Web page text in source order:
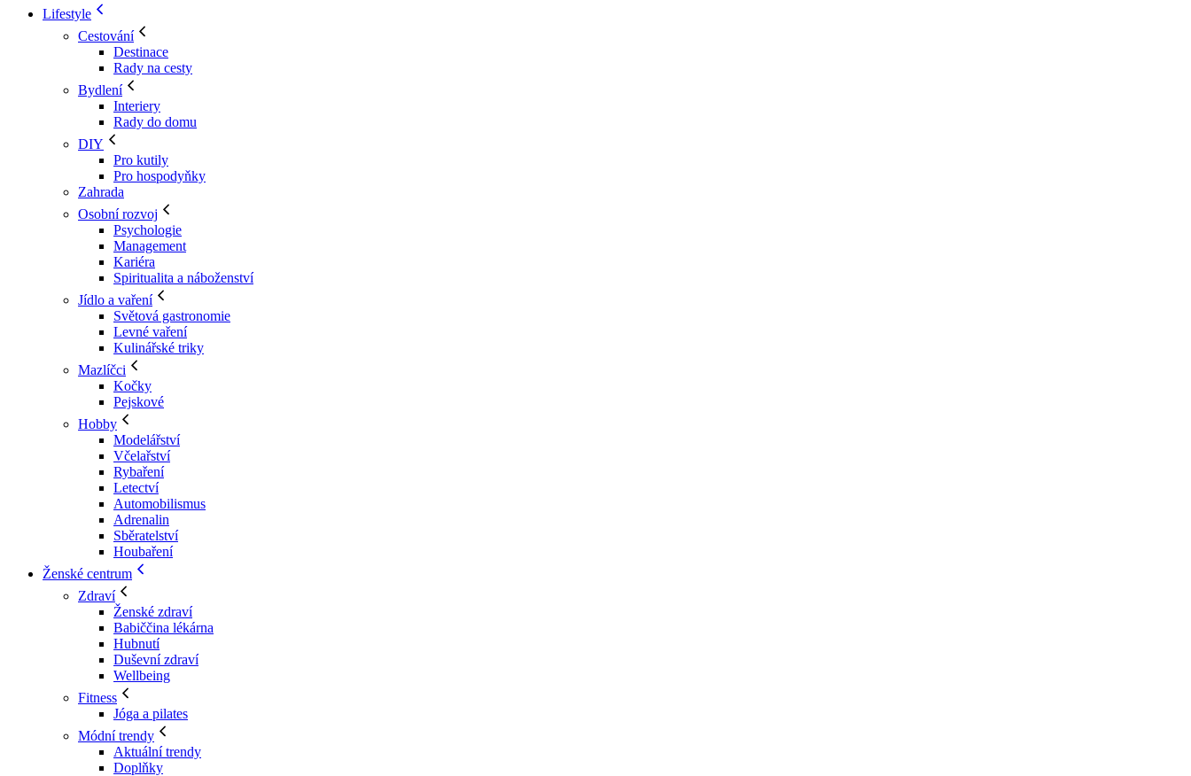
Lifestyle
Cestování
Destinace
Rady na cesty
Bydlení
Interiery
Rady do domu
DIY
Pro kutily
Pro hospodyňky
Zahrada
Osobní rozvoj
Psychologie
Management
Kariéra
Spiritualita a náboženství
Jídlo a vaření
Světová gastronomie
Levné vaření
Kulinářské triky
Mazlíčci
Kočky
Pejskové
Hobby
Modelářství
Včelařství
Rybaření
Letectví
Automobilismus
Adrenalin
Sběratelství
Houbaření
Ženské centrum
Zdraví
Ženské zdraví
Babiččina lékárna
Hubnutí
Duševní zdraví
Wellbeing
Fitness
Jóga a pilates
Módní trendy
Aktuální trendy
Doplňky